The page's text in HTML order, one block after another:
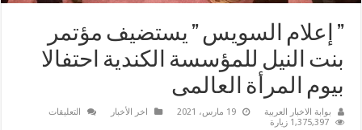
” إعلام السويس ” يستضيف مؤتمر
بنت النيل للمؤسسة الكندية احتفالا
بيوم المرأة العالمى
بوابة الاخبار العربية 19 مارس، 2021 اخر الأخبار التعليقات
1,375,397 زيارة